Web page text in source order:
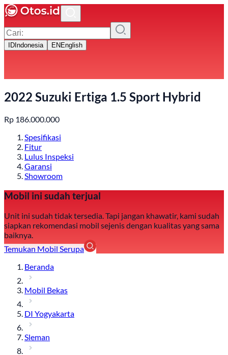
ID Indonesia EN English
2022 Suzuki Ertiga 1.5 Sport Hybrid
Rp 186.000.000
Spesifikasi
Fitur
Lulus Inspeksi
Garansi
Showroom
Mobil ini sudah terjual
Unit ini sudah tidak tersedia. Tapi jangan khawatir, kami sudah
siapkan rekomendasi mobil sejenis dengan kualitas yang sama
baiknya.
Temukan Mobil Serupa
Beranda
Mobil Bekas
DI Yogyakarta
Sleman